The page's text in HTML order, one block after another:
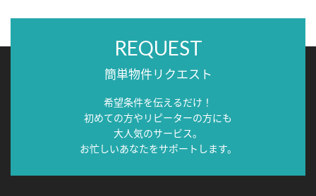
REQUEST
簡単物件リクエスト
希望条件を伝えるだけ！
初めての方やリピーターの方にも
大人気のサービス。
お忙しいあなたをサポートします。